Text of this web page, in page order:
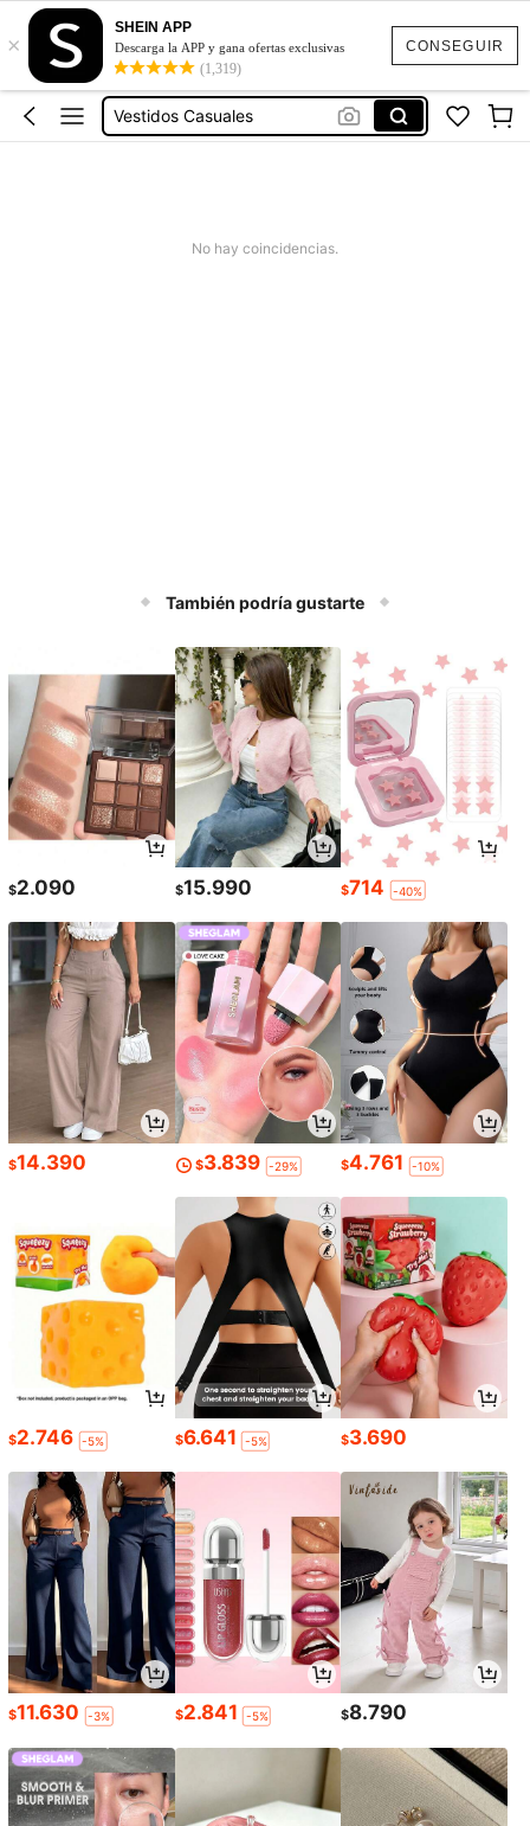
CONSEGUIR
×
SHEIN APP
Descarga la APP y gana ofertas exclusivas
(1,319)
Vestidos Casuales Para Mujer
Vestidos
Vestidos Casuales
No hay coincidencias.
También podría gustarte
$2.090 $15.990 $714 -40%
$14.390 $3.839 -29% $4.761 -10%
$2.746 -5% $6.641 -5% $3.690
$11.630 -3% $2.841 -5% $8.790